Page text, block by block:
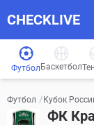
CHECKLIVE
Футбол Баскетбол
Футбол / Кубок
ФК